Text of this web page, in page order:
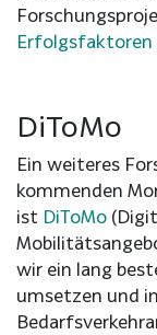
Erfolgsfaktoren
DiToMo
Ein weiteres
kommenden
ist DiToMo
wir ein lang
umsetzen und